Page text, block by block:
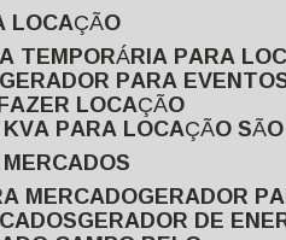
LOCAÇÃO
TEMPORÁRIA PARA
GERADOR PARA
LOCAÇÃO
KVA PARA LOCAÇÃO
MERCADO GERADOR
GERADOR DE